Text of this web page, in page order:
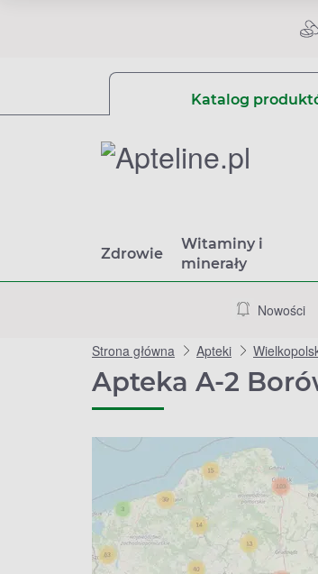
Katalog
Zdrowie
Witaminy i
minerały
Nowości
Strona główna Apteki
Apteka A-2